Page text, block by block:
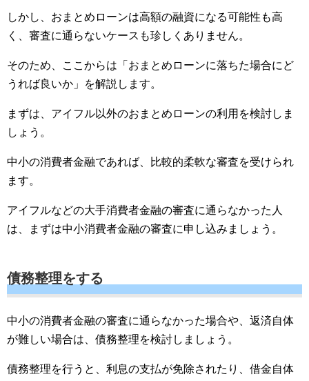
しかし、おまとめローンは高額の融資になる可能性も高
く、審査に通らないケースも珍しくありません。
そのため、ここからは「おまとめローンに落ちた場合にど
うれば良いか」を解説します。
まずは、アイフル以外のおまとめローンの利用を検討しま
しょう。
中小の消費者金融であれば、比較的柔軟な審査を受けられ
ます。
アイフルなどの大手消費者金融の審査に通らなかった人
は、まずは中小消費者金融の審査に申し込みましょう。
債務整理をする
中小の消費者金融の審査に通らなかった場合や、返済自体
が難しい場合は、債務整理を検討しましょう。
債務整理を行うと、利息の支払が免除されたり、借金自体